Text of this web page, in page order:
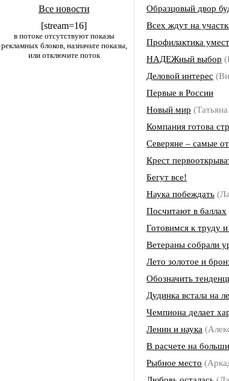
Все новости
[stream=16]
в потоке отсутствуют показы
рекламных блоков, назначьте показы,
или отключите поток
Образцовый двор
Всех ждут на
Профилактика
НАДЕЖный выбор
Деловой интерес
Первые в России
Новый мир
Компания готова
Северяне – самые
Крест
Бегут все!
Наука побеждать
Посчитают в баллах
Готовимся к труду
Ветераны собрали
Лето золотое и
Обозначить
Дудинка встала на
Чемпиона делает
Ленин и наука
В расчете на
Рыбное место